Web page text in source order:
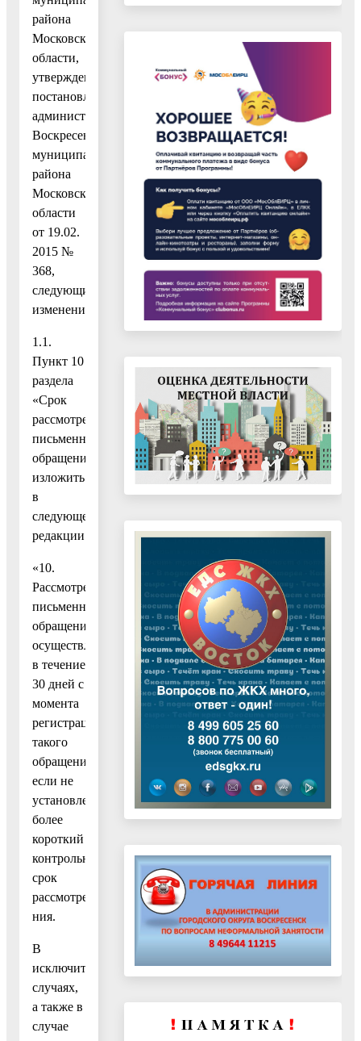
района
Московской
области,
утвержденный
постановлением
администрации
Воскресенского
муниципального
района
Московской
области
от 19.02.
2015 №
368,
следующие
изменения:
1.1.
Пункт 10
раздела
«Срок
рассмотрения
письменных
обращений»
изложить
в
следующей
редакции:
«10.
Рассмотрение
письменного
обращения
осуществляется
в течение
30 дней с
момента
регистрации
такого
обращения,
если не
установлен
более
короткий
контрольный
срок
рассмотре-
ния.
В
исключительных
случаях,
а также в
случае